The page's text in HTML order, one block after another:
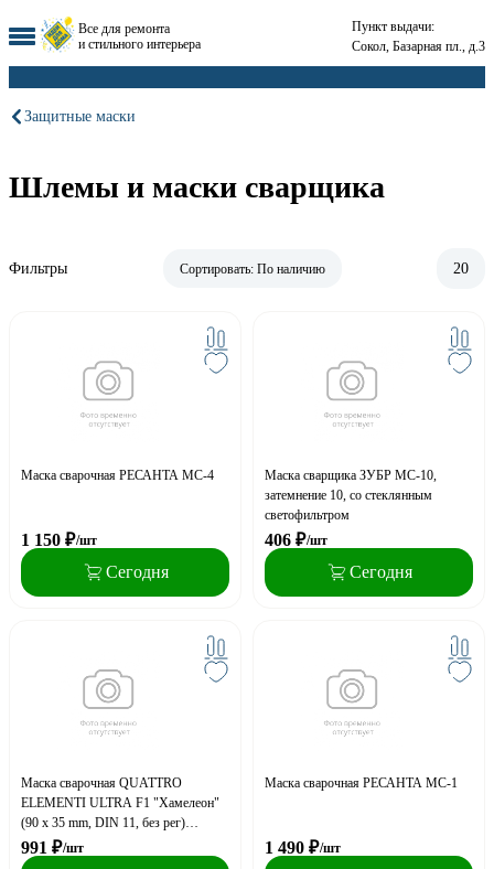
Все для ремонта
и стильного интерьера
Пункт выдачи:
Сокол, Базарная пл., д.3
Защитные маски
Шлемы и маски сварщика
Фильтры Сортировать: По наличию 20
Маска сварочная РЕСАНТА МС-4
1 150 ₽/шт
Сегодня
Маска сварщика ЗУБР МС-10,
затемнение 10, со стеклянным
светофильтром
406 ₽/шт
Сегодня
Маска сварочная QUATTRO
ELEMENTI ULTRA F1 "Хамелеон"
(90 x 35 mm, DIN 11, без рег)
Коробка
991 ₽/шт
Маска сварочная РЕСАНТА МС-1
1 490 ₽/шт